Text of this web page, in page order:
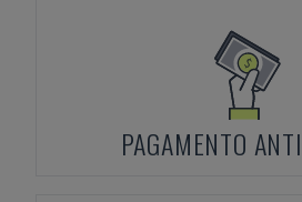
PAGAMENTO